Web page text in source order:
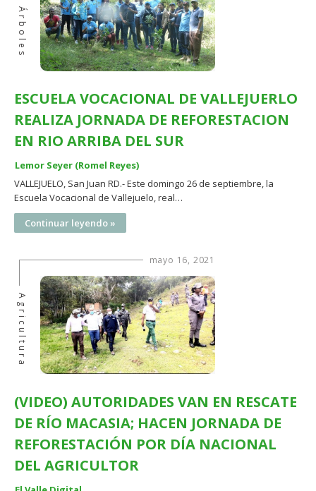
Árboles
ESCUELA VOCACIONAL DE VALLEJUERLO
REALIZA JORNADA DE REFORESTACION
EN RIO ARRIBA DEL SUR
Lemor Seyer (Romel Reyes)
VALLEJUELO, San Juan RD.- Este domingo 26 de septiembre, la
Escuela Vocacional de Vallejuelo, real…
Continuar leyendo »
mayo 16, 2021
Agricultura
(VIDEO) AUTORIDADES VAN EN RESCATE
DE RÍO MACASIA; HACEN JORNADA DE
REFORESTACIÓN POR DÍA NACIONAL
DEL AGRICULTOR